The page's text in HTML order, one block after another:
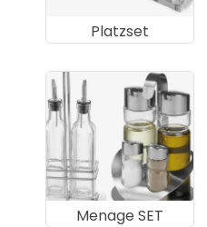
Platzset
Menage SET